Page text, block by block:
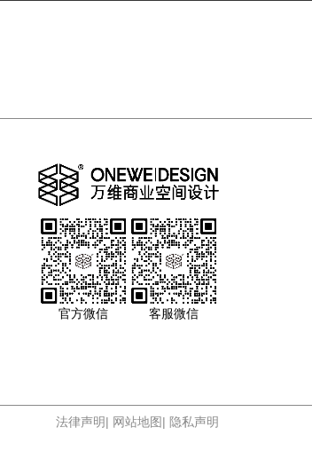
官方微信 客服微信
法律声明| 网站地图| 隐私声明